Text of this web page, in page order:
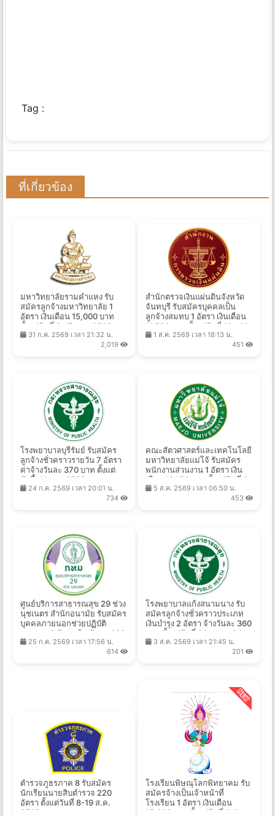
Tag :
ที่เกี่ยวข้อง
มหาวิทยาลัยรามคำแหง รับ
สมัครลูกจ้างมหาวิทยาลัย 1
อัตรา เงินเดือน 15,000 บาท
ตั้งแต่วันที่ 3-17 ส.ค. 2569
31 ก.ค. 2569 เวลา 21:32 น.
2,019
สํานักตรวจเงินแผ่นดินจังหวัด
จันทบุรี รับสมัครบุคคลเป็น
ลูกจ้างสมทบ 1 อัตรา เงินเดือน
11,500 บาท ตั้งแต่วันที่ 10 - 21
ส.ค. 2569
1 ส.ค. 2569 เวลา 18:13 น.
451
โรงพยาบาลบุรีรัมย์ รับสมัคร
ลูกจ้างชั่วคราวรายวัน 7 อัตรา
ค่าจ้างวันละ 370 บาท ตั้งเเต่
บัดนี้-11 ส.ค. 2569
24 ก.ค. 2569 เวลา 20:01 น.
734
คณะสัตวศาสตร์และเทคโนโลยี
มหาวิทยาลัยแม่โจ้ รับสมัคร
พนักงานส่วนงาน 1 อัตรา เงิน
เดือน 18,150 บาท ตั้งแต่วันที่ 6
- 21 ส.ค. 2569
5 ส.ค. 2569 เวลา 06:50 น.
453
ศูนย์บริการสาธารณสุข 29 ช่วง
นุชเนตร สำนักอนามัย รับสมัคร
บุคคลภายนอกช่วยปฏิบัติ
ราชการ 2 อัตรา จ้างวันละ 682
-825 บาท ตั้งแต่วันที่ 21 ก.ค. -
25 ก.ค. 2569 เวลา 17:56 น.
614
โรงพยาบาลแก้งสนามนาง รับ
สมัครลูกจ้างชั่วคราวประเภท
เงินบำรุง 2 อัตรา จ้างวันละ 360
บาท ตั้งแต่วันที่ 20 ก.ค. - 24
ส.ค. 2569
3 ส.ค. 2569 เวลา 21:45 น.
201
ตำรวจภูธรภาค 8 รับสมัคร
นักเรียนนายสิบตำรวจ 220
อัตรา ตั้งแต่วันที่ 8-19 ส.ค.
2569
โรงเรียนพิษณุโลกพิทยาคม รับ
สมัครจ้างเป็นเจ้าหน้าที่
โรงเรียน 1 อัตรา เงินเดือน
15,000 บาท ตั้งแต่วันที่ 3-9